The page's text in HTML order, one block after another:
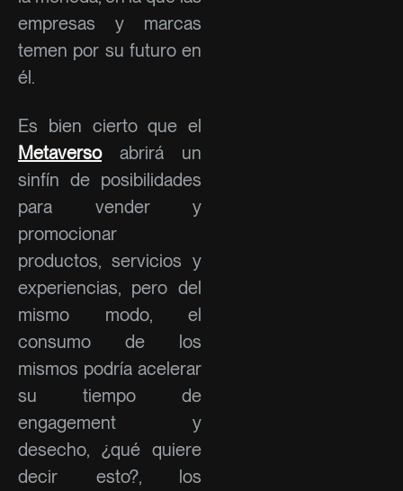
empresas y marcas
temen por su futuro en
él.
Es bien cierto que el
Metaversoabrirá un
sinfín de posibilidades
para vender y
promocionar
productos, servicios y
experiencias, pero del
mismo modo, el
consumo de los
mismos podría acelerar
su tiempo de
engagement y
desecho, ¿qué quiere
decir esto?, los